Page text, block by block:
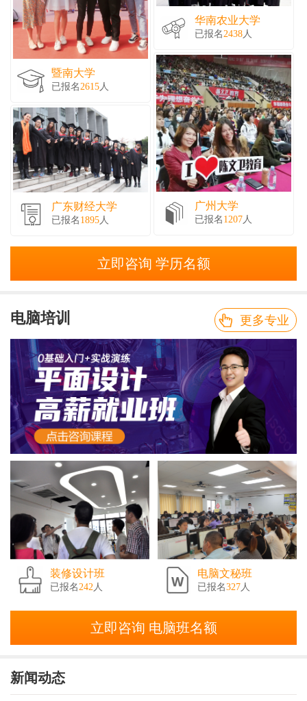
暨南大学
已报名2615人
广东财经大学
已报名 1895人
华南农业大学
已报名2438人
广州大学
已报名 1207人
立即咨询 学历名额
电脑培训 更多专业
装修设计班
已报名 242 人
电脑文秘班
已报名327 人
立即咨询 电脑班名额
新闻动态